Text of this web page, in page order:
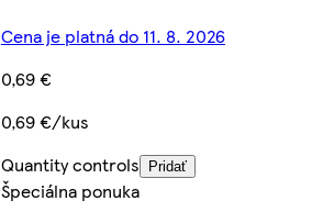
Cena je platná do 11. 8. 2026
0,69 €
0,69 €/kus
Quantity controls
Pridať
Špeciálna ponuka